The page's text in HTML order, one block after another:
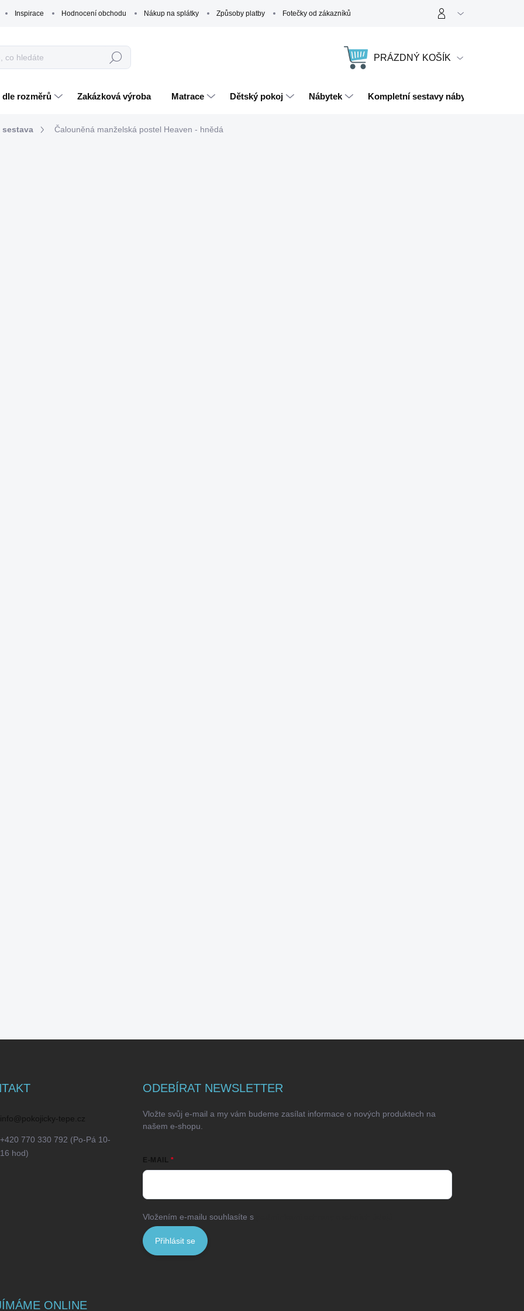
Inspirace Hodnocení obchodu Nákup na splátky Způsoby platby Fotečky od zákazníků
Hledat
NÁKUPNÍ
PRÁZDNÝ KOŠÍK
dle rozměrů Zakázková výroba Matrace Dětský pokoj Nábytek Kompletní sestavy nábytku
sestava Čalouněná manželská postel Heaven - hnědá
info @pokojicky-tepe.cz
+420 770 330 792 (Po-Pá 10-
16 hod)
ODEBÍRAT NEWSLETTER
Vložte svůj e-mail a my vám budeme zasílat informace o nových produktech na
našem e-shopu.
E-MAIL
Vložením e-mailu souhlasíte s
Přihlásit se
ONLINE